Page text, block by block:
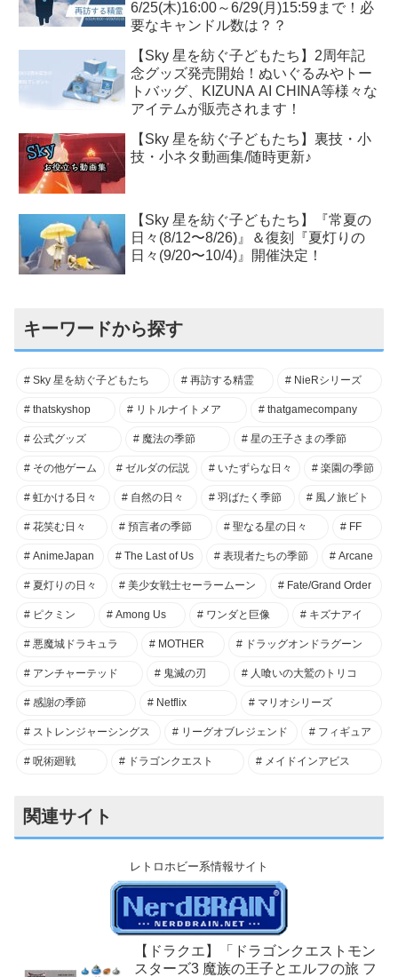
6/25(木)16:00～6/29(月)15:59まで！必
要なキャンドル数は？？
【Sky 星を紡ぐ子どもたち】2周年記
念グッズ発売開始！ぬいぐるみやトー
トバッグ、KIZUNA AI CHINA等様々な
アイテムが販売されます！
【Sky 星を紡ぐ子どもたち】裏技・小
技・小ネタ動画集/随時更新♪
【Sky 星を紡ぐ子どもたち】『常夏の
日々(8/12〜8/26)』＆復刻『夏灯りの
日々(9/20〜10/4)』開催決定！
キーワードから探す
Sky 星を紡ぐ子どもたち 再訪する精霊 NieRシリーズ
thatskyshop リトルナイトメア thatgamecompany
公式グッズ 魔法の季節 星の王子さまの季節
その他ゲーム ゼルダの伝説 いたずらな日々 楽園の季節
虹かける日々 自然の日々 羽ばたく季節 風ノ旅ビト
花笑む日々 預言者の季節 聖なる星の日々 FF
AnimeJapan The Last of Us 表現者たちの季節 Arcane
夏灯りの日々 美少女戦士セーラームーン Fate/Grand Order
ピクミン Among Us ワンダと巨像 キズナアイ
悪魔城ドラキュラ MOTHER ドラッグオンドラグーン
アンチャーテッド 鬼滅の刃 人喰いの大鷲のトリコ
感謝の季節 Netflix マリオシリーズ
ストレンジャーシングス リーグオブレジェンド フィギュア
呪術廻戦 ドラゴンクエスト メイドインアビス
関連サイト
レトロホビー系情報サイト
【ドラクエ】「ドラゴンクエストモン
スターズ3 魔族の王子とエルフの旅 フ